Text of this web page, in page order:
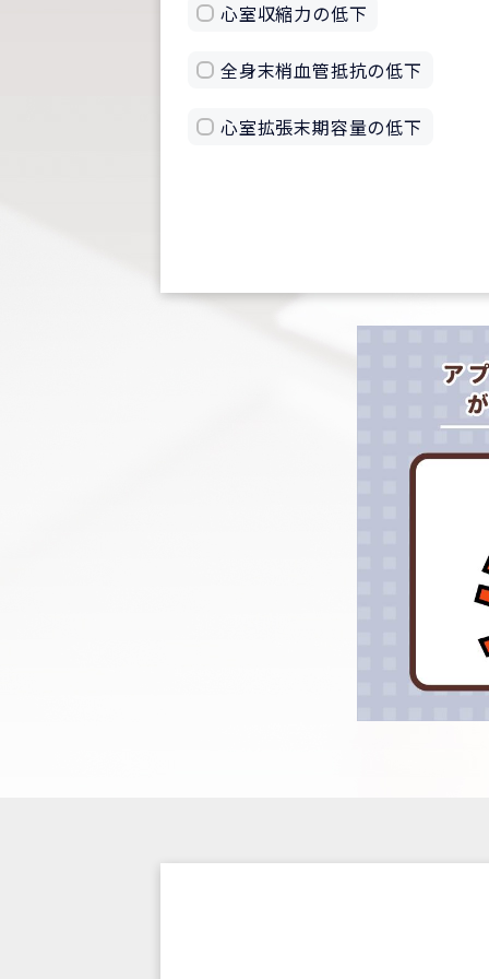
心室収縮力の低下
全身末梢血管抵抗の低下
心室拡張末期容量の低下